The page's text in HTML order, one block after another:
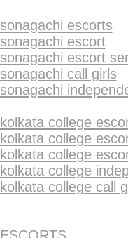
sonagachi escorts
sonagachi escort
sonagachi escort
sonagachi call girls
sonagachi
kolkata college
kolkata college
kolkata college
kolkata college
kolkata college call